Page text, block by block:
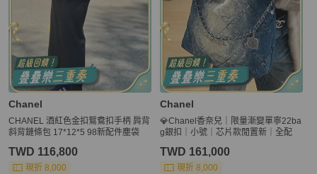
Chanel
CHANEL 酒紅色金扣鴛鴦扣手柄 肩背
斜背鏈條包 17*12*5 98新配件塵袋
TWD 116,800
現折 8,000
Chanel
💎Chanel香奈兒｜限量漸變單寧22ba
g銀扣｜小號｜芯片款閒置新｜全配
TWD 161,000
現折 8,000